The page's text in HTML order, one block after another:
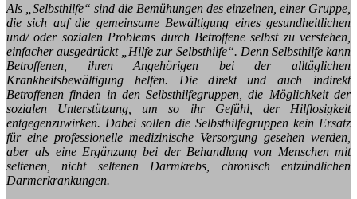
Als „Selbsthilfe“ sind die Bemühungen des einzelnen, einer Gruppe,
die sich auf die gemeinsame Bewältigung eines gesundheitlichen
und/ oder sozialen Problems durch Betroffene selbst zu verstehen,
einfacher ausgedrückt „Hilfe zur Selbsthilfe“. Denn Selbsthilfe kann
Betroffenen, ihren Angehörigen bei der alltäglichen
Krankheitsbewältigung helfen. Die direkt und auch indirekt
Betroffenen finden in den Selbsthilfegruppen, die Möglichkeit der
sozialen Unterstützung, um so ihr Gefühl, der Hilflosigkeit
entgegenzuwirken. Dabei sollen die Selbsthilfegruppen kein Ersatz
für eine professionelle medizinische Versorgung gesehen werden,
aber als eine Ergänzung bei der Behandlung von Menschen mit
seltenen, nicht seltenen Darmkrebs, chronisch entzündlichen
Darmerkrankungen.